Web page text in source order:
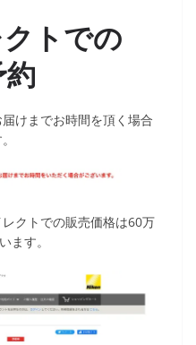
トでの
けまでお時間を頂く場合
クトでの販売価格は60万
ます。